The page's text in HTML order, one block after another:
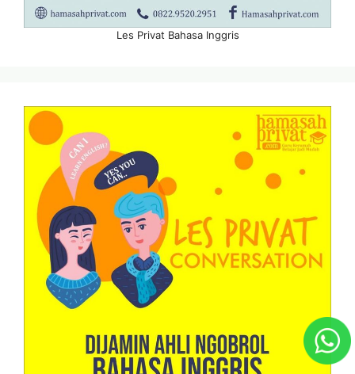
Les Privat Bahasa Inggris